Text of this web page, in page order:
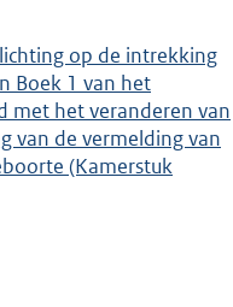
op de intrekking
Boek 1 van het
met het veranderen van
van de vermelding van
(Kamerstuk